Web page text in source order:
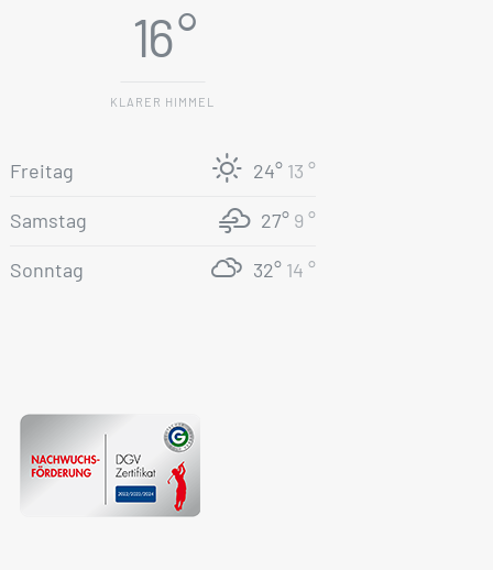
16 °
KLARER HIMMEL
Freitag 24° 13 °
Samstag 27° 9 °
Sonntag 32° 14 °